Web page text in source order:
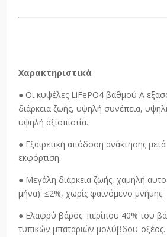
Χαρακτηριστικά
● Οι κυψέλες LiFePO4 βαθμού Α
διάρκεια ζωής, υψηλή συνέπεια,
υψηλή αξιοπιστία.
● Εξαιρετική απόδοση ανάκτησης
εκφόρτιση.
● Μεγάλη διάρκεια ζωής, χαμηλή
μήνα): ≤2%, χωρίς φαινόμενο μνήμης.
● Ελαφρύ βάρος: περίπου 40% του
τυπικών μπαταριών μολύβδου-οξέος.